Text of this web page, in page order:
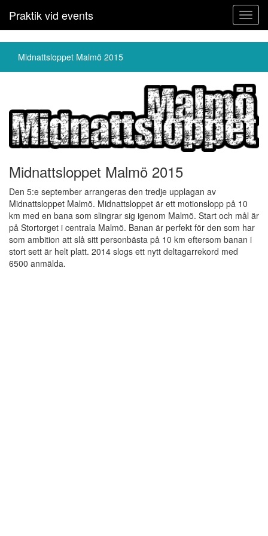
Praktik vid events
Midnattsloppet Malmö 2015
Midnattsloppet Malmö 2015
Den 5:e september arrangeras den tredje upplagan av
Midnattsloppet Malmö. Midnattsloppet är ett motionslopp på 10
km med en bana som slingrar sig igenom Malmö. Start och mål är
på Stortorget i centrala Malmö. Banan är perfekt för den som har
som ambition att slå sitt personbästa på 10 km eftersom banan i
stort sett är helt platt. 2014 slogs ett nytt deltagarrekord med
6500 anmälda.